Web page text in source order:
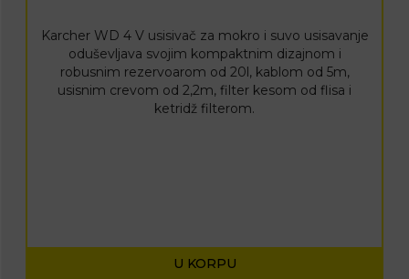
Karcher WD 4 V usisivač za mokro i suvo usisavanje
oduševljava svojim kompaktnim dizajnom i
robusnim rezervoarom od 20l, kablom od 5m,
usisnim crevom od 2,2m, filter kesom od flisa i
ketridž filterom.
U KORPU